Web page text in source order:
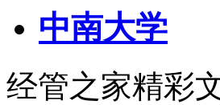
中南大学
经管之家精彩